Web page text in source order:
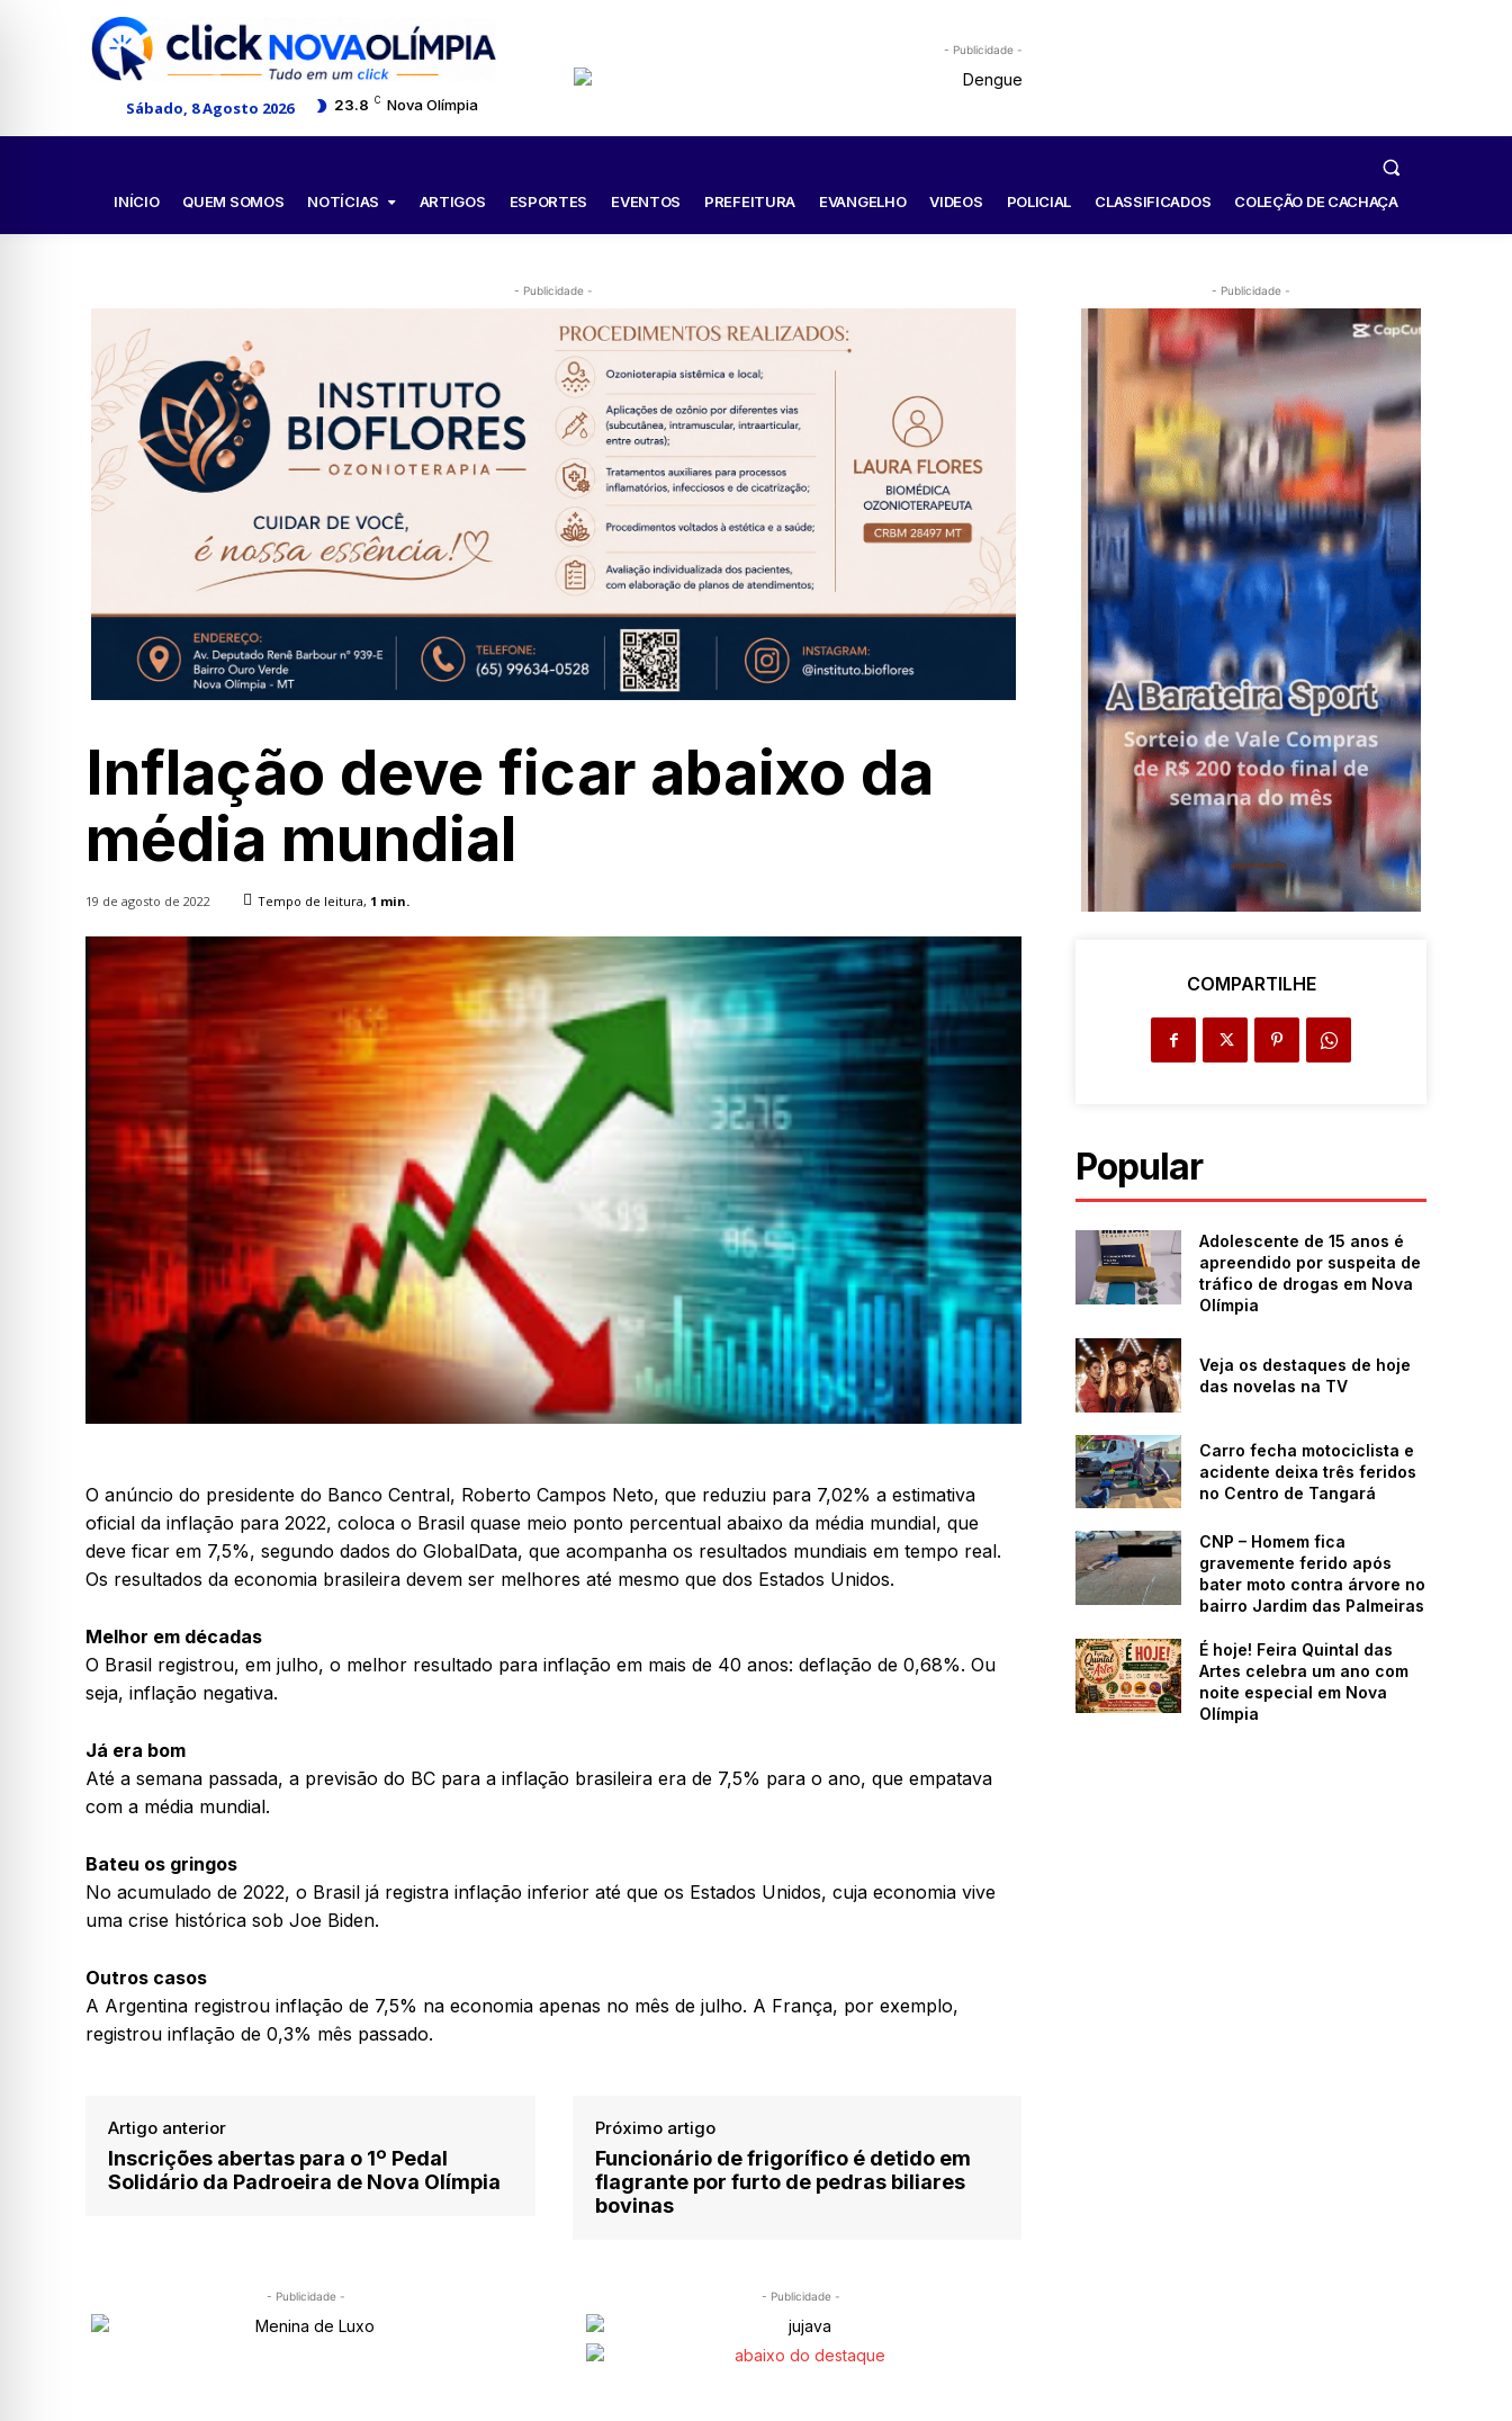
Sábado, 8 Agosto 2026 23.8 C Nova Olímpia
- Publicidade -
INÍCIO QUEM SOMOS NOTÍCIAS ARTIGOS ESPORTES EVENTOS PREFEITURA EVANGELHO VIDEOS POLICIAL CLASSIFICADOS COLEÇÃO DE CACHAÇA
- Publicidade -
Inflação deve ficar abaixo da
média mundial
19 de agosto de 2022 Tempo de leitura, 1 min.
O anúncio do presidente do Banco Central, Roberto Campos Neto, que reduziu para 7,02% a estimativa
oficial da inflação para 2022, coloca o Brasil quase meio ponto percentual abaixo da média mundial, que
deve ficar em 7,5%, segundo dados do GlobalData, que acompanha os resultados mundiais em tempo real.
Os resultados da economia brasileira devem ser melhores até mesmo que dos Estados Unidos.
Melhor em décadas
O Brasil registrou, em julho, o melhor resultado para inflação em mais de 40 anos: deflação de 0,68%. Ou
seja, inflação negativa.
Já era bom
Até a semana passada, a previsão do BC para a inflação brasileira era de 7,5% para o ano, que empatava
com a média mundial.
Bateu os gringos
No acumulado de 2022, o Brasil já registra inflação inferior até que os Estados Unidos, cuja economia vive
uma crise histórica sob Joe Biden.
Outros casos
A Argentina registrou inflação de 7,5% na economia apenas no mês de julho. A França, por exemplo,
registrou inflação de 0,3% mês passado.
Artigo anterior
Inscrições abertas para o 1º Pedal
Solidário da Padroeira de Nova Olímpia
Próximo artigo
Funcionário de frigorífico é detido em
flagrante por furto de pedras biliares
bovinas
- Publicidade - - Publicidade -
- Publicidade -
COMPARTILHE
Popular
Adolescente de 15 anos é
apreendido por suspeita de
tráfico de drogas em Nova
Olímpia
Veja os destaques de hoje
das novelas na TV
Carro fecha motociclista e
acidente deixa três feridos
no Centro de Tangará
CNP – Homem fica
gravemente ferido após
bater moto contra árvore no
bairro Jardim das Palmeiras
É hoje! Feira Quintal das
Artes celebra um ano com
noite especial em Nova
Olímpia